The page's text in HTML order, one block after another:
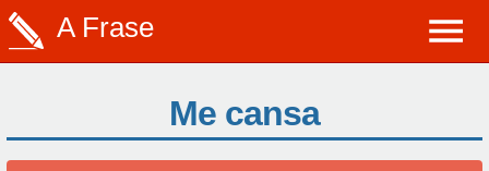
A Frase
Me cansa